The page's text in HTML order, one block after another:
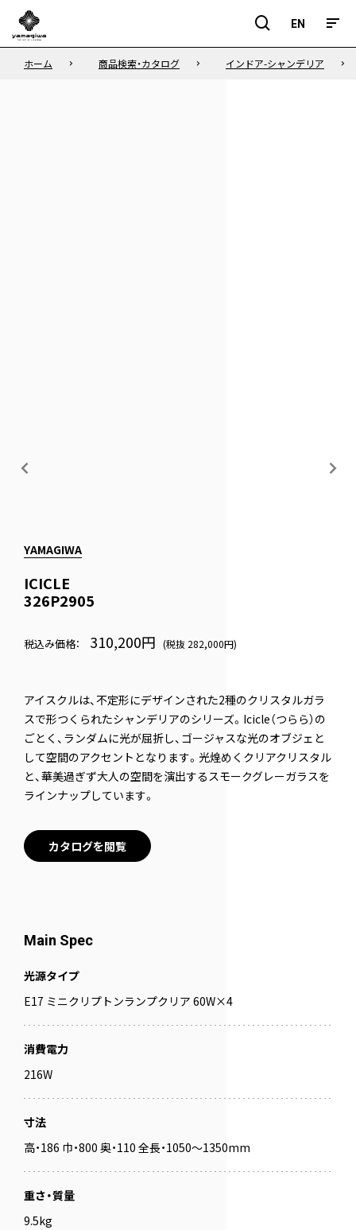
EN
EN
ホーム 商品検索・カタログ インドア-シャンデリア
YAMAGIWA
ICICLE
326P2905
税込み価格： 310,200円 (税抜 282,000円)
アイスクルは、不定形にデザインされた2種のクリスタルガラ
スで形つくられたシャンデリアのシリーズ。Icicle（つらら）の
ごとく、ランダムに光が屈折し、ゴージャスな光のオブジェと
して空間のアクセントとなります。光煌めくクリアクリスタル
と、華美過ぎず大人の空間を演出するスモークグレーガラスを
ラインナップしています。
カタログを閲覧
Main Spec
光源タイプ
E17 ミニクリプトンランプクリア 60W×4
消費電力
216W
寸法
高・186 巾・800 奥・110 全長・1050～1350mm
重さ・質量
9.5kg